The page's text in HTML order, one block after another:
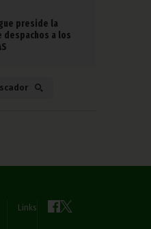
preside la
despachos a los
Links